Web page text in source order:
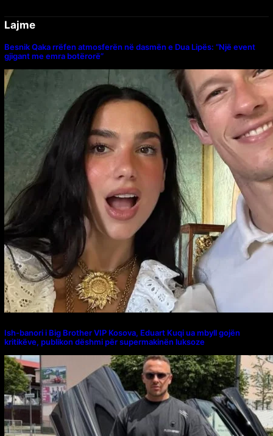
Lajme
Besnik Qaka rrëfen atmosferën në dasmën e Dua Lipës: “Një event
gjigant me emra botërorë”
Ish-banori i Big Brother VIP Kosova, Eduart Kuqi ua mbyll gojën
kritikëve, publikon dëshmi për supermakinën luksoze